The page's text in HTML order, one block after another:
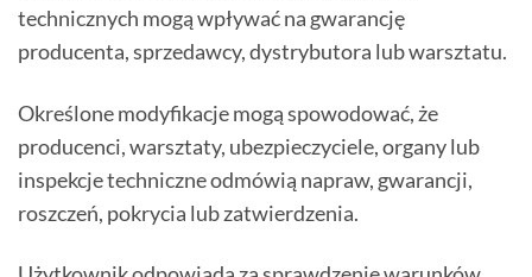
technicznych mogą wpływać na gwarancję
producenta, sprzedawcy, dystrybutora lub warsztatu.
Określone modyfikacje mogą spowodować, że
producenci, warsztaty, ubezpieczyciele, organy lub
inspekcje techniczne odmówią napraw, gwarancji,
roszczeń, pokrycia lub zatwierdzenia.